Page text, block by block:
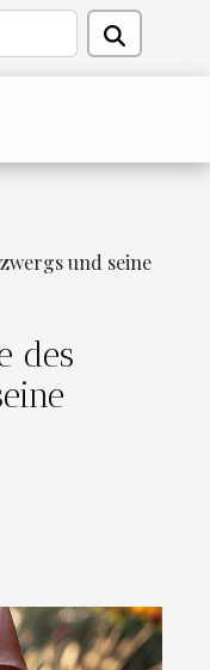
und seine
des